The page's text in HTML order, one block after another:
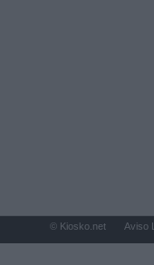
© Kiosko.net Aviso